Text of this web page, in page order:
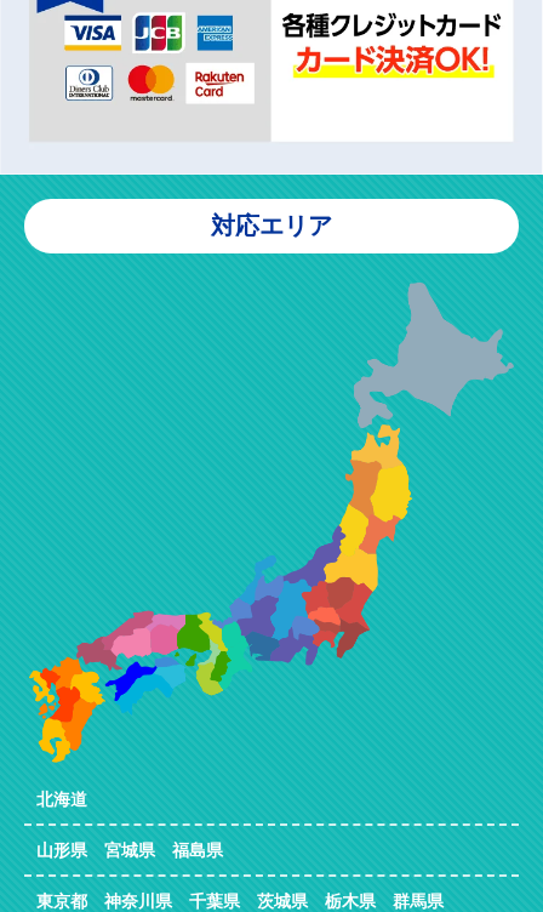
対応エリア
北海道
山形県 宮城県 福島県
東京都 神奈川県 千葉県 茨城県 栃木県 群馬県